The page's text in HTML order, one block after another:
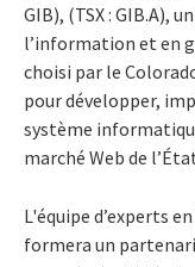
GIB), (TSX : GIB.A),
l’information et en
choisi par le
pour développer,
système
marché Web de
L'équipe d’experts
formera un